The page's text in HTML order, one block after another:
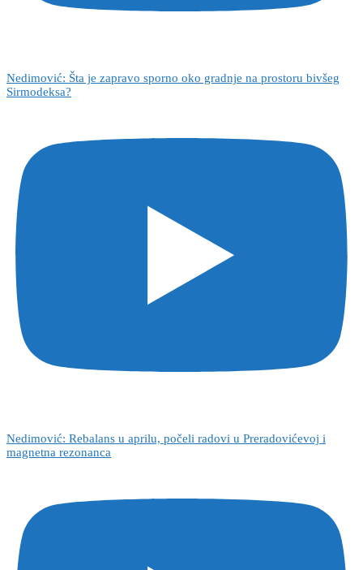
Nedimović: Šta je zapravo sporno oko gradnje na prostoru bivšeg
Sirmodeksa?
Nedimović: Rebalans u aprilu, počeli radovi u Preradovićevoj i
magnetna rezonanca